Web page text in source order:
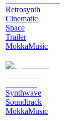
Retrosynth
Cinematic
Space
Trailer
MokkaMusic
Synthwave
Soundtrack
MokkaMusic